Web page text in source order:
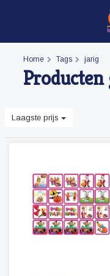
Home Tags jarig
Laagste prijs